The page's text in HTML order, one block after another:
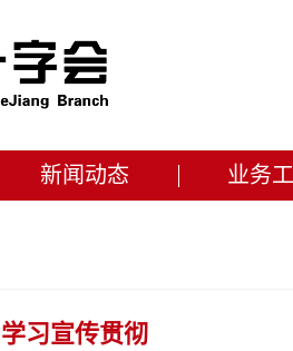
新闻动态 业务
学习宣传贯彻